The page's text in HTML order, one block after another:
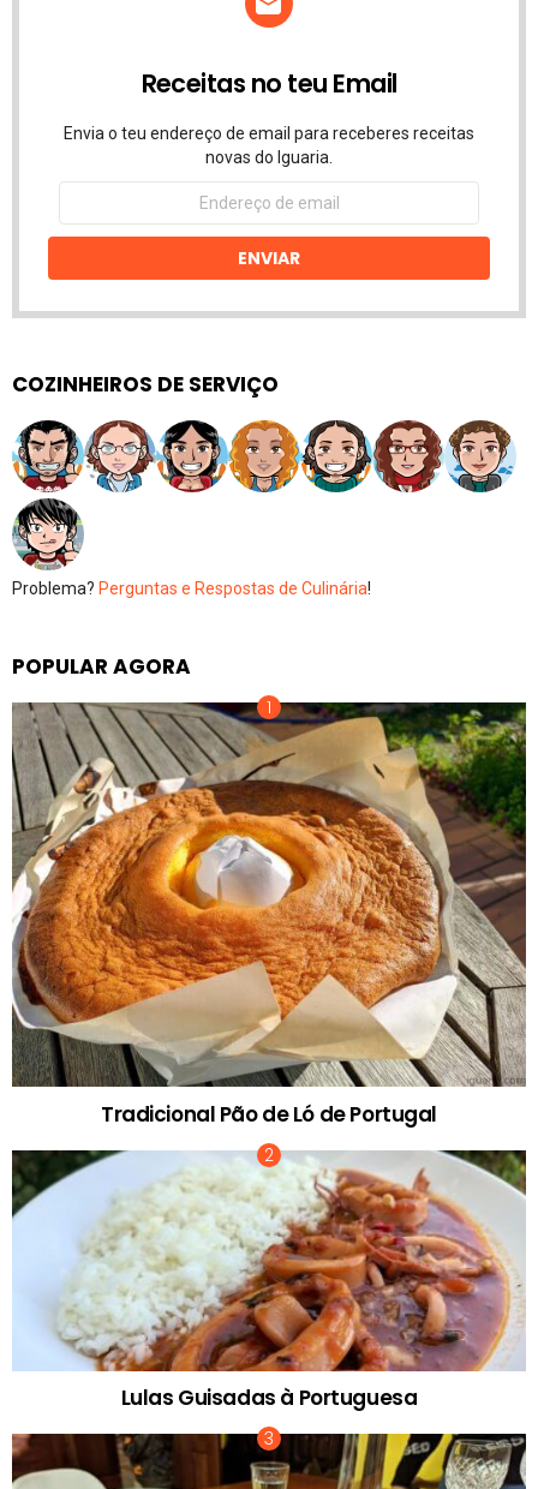
Receitas no teu Email
Envia o teu endereço de email para receberes receitas
novas do Iguaria.
Endereço
email
ENVIAR
COZINHEIROS DE SERVIÇO
Problema? Perguntas e Respostas de Culinária!
POPULAR AGORA
Tradicional Pão de Ló de Portugal
Lulas Guisadas à Portuguesa